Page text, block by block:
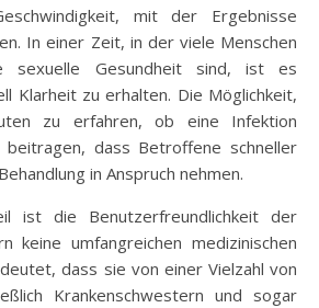
mit der Ergebnisse
In einer Zeit, in der viele Menschen
sexuelle Gesundheit sind, ist es
Klarheit zu erhalten. Die Möglichkeit,
zu erfahren, ob eine Infektion
dass Betroffene schneller
in Anspruch nehmen.
ist die Benutzerfreundlichkeit der
keine umfangreichen medizinischen
dass sie von einer Vielzahl von
Krankenschwestern und sogar